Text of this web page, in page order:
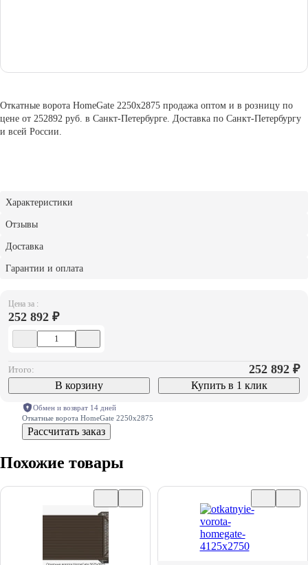
Цена за :
252 892 ₽
Итого: 252 892 ₽
В корзину Купить в 1 клик
Обмен и возврат 14 дней
Откатные ворота HomeGate 2250х2875
Рассчитать заказ
Откатные ворота HomeGate 2250х2875 продажа оптом и в розницу по
цене от 252892 руб. в Санкт-Петербурге. Доставка по Санкт-Петербургу
и всей России.
Характеристики
Отзывы
Доставка
Гарантии и оплата
Похожие товары